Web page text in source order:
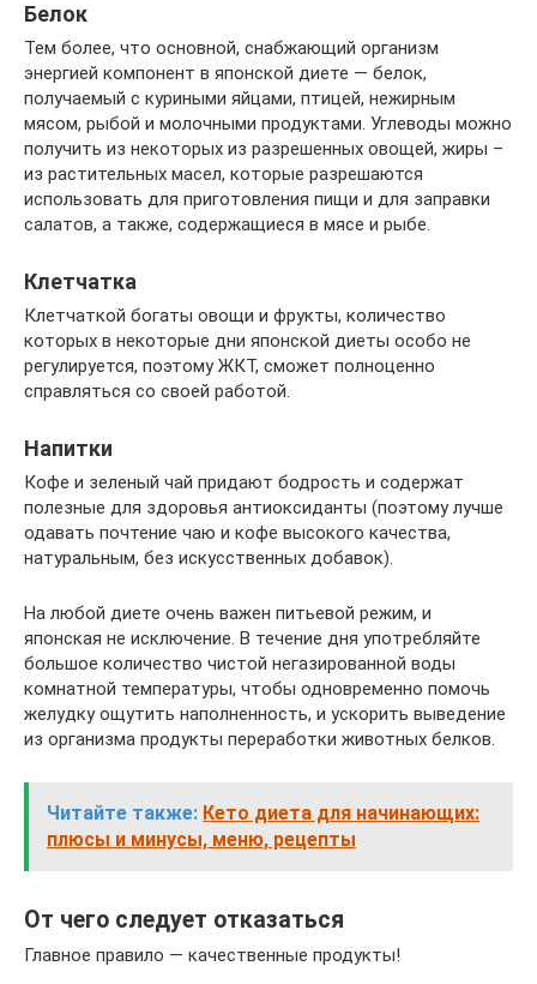
Белок
Тем более, что основной, снабжающий организм
энергией компонент в японской диете — белок,
получаемый с куриными яйцами, птицей, нежирным
мясом, рыбой и молочными продуктами. Углеводы можно
получить из некоторых из разрешенных овощей, жиры –
из растительных масел, которые разрешаются
использовать для приготовления пищи и для заправки
салатов, а также, содержащиеся в мясе и рыбе.
Клетчатка
Клетчаткой богаты овощи и фрукты, количество
которых в некоторые дни японской диеты особо не
регулируется, поэтому ЖКТ, сможет полноценно
справляться со своей работой.
Напитки
Кофе и зеленый чай придают бодрость и содержат
полезные для здоровья антиоксиданты (поэтому лучше
одавать почтение чаю и кофе высокого качества,
натуральным, без искусственных добавок).
На любой диете очень важен питьевой режим, и
японская не исключение. В течение дня употребляйте
большое количество чистой негазированной воды
комнатной температуры, чтобы одновременно помочь
желудку ощутить наполненность, и ускорить выведение
из организма продукты переработки животных белков.
Читайте также: Кето диета для начинающих:
плюсы и минусы, меню, рецепты
От чего следует отказаться
Главное правило — качественные продукты!